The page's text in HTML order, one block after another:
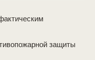
защиты